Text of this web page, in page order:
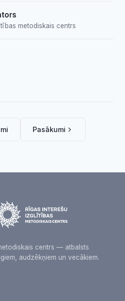
metodiskais centrs
Pasākumi
centrs — atbalsts
audzēkņiem un vecākiem.